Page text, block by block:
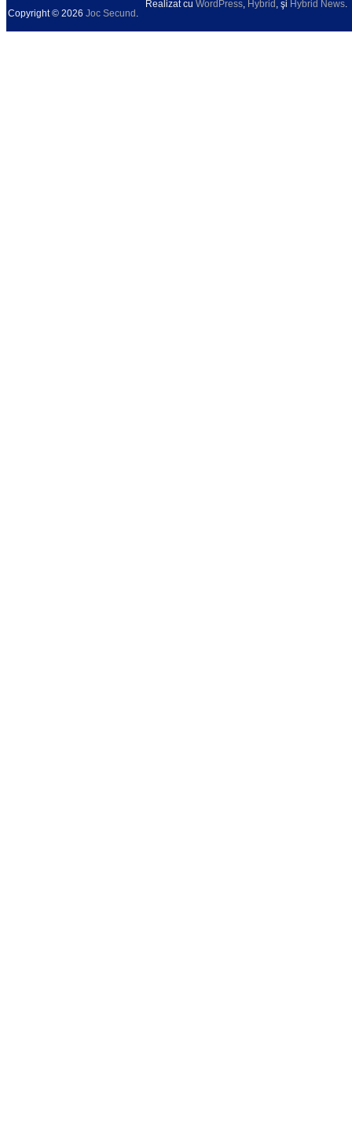
Copyright © 2026 Joc Secund .
Realizat cu WordPress, Hybrid , şi Hybrid News.